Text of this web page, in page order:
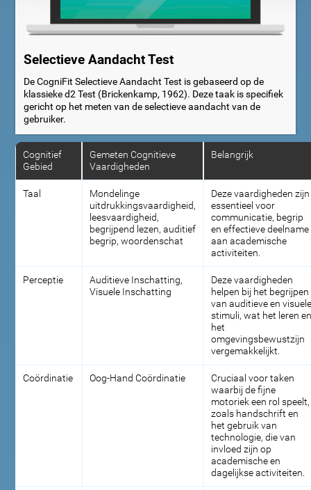
Selectieve Aandacht Test
De CogniFit Selectieve Aandacht Test is gebaseerd op de
klassieke d2 Test (Brickenkamp, 1962). Deze taak is specifiek
gericht op het meten van de selectieve aandacht van de
gebruiker.
Cognitief
Gebied
Gemeten Cognitieve
Vaardigheden
Belangrijk
Taal
Mondelinge
uitdrukkingsvaardigheid,
leesvaardigheid,
begrijpend lezen, auditief
begrip, woordenschat
Deze vaardigheden zijn
essentieel voor
communicatie, begrip
en effectieve deelname
aan academische
activiteiten.
Perceptie
Auditieve Inschatting,
Visuele Inschatting
Deze vaardigheden
helpen bij het begrijpen
van auditieve en
stimuli, wat het leren
het
omgevingsbewustzijn
vergemakkelijkt.
Coördinatie Oog-Hand Coördinatie
Cruciaal voor taken
waarbij de fijne
motoriek een rol speelt,
zoals handschrift en
het gebruik van
technologie, die van
invloed zijn op
academische en
dagelijkse activiteiten.